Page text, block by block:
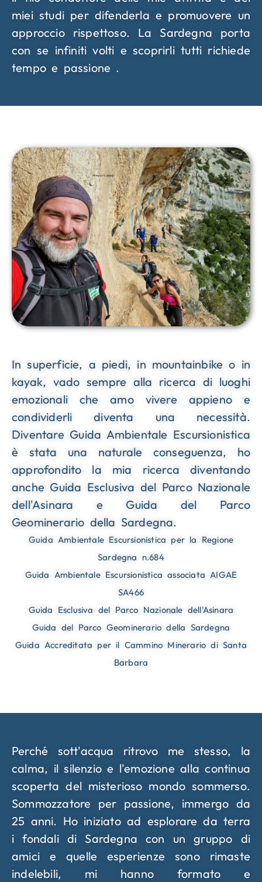
miei studi per difenderla e promuovere un
approccio rispettoso. La Sardegna porta
con se infiniti volti e scoprirli tutti richiede
tempo e passione .
In superficie, a piedi, in mountainbike o in
kayak, vado sempre alla ricerca di luoghi
emozionali che amo vivere appieno e
condividerli diventa una necessità.
Diventare Guida Ambientale Escursionistica
è stata una naturale conseguenza, ho
approfondito la mia ricerca diventando
anche Guida Esclusiva del Parco Nazionale
dell'Asinara e Guida del Parco
Geominerario della Sardegna.
Guida Ambientale Escursionistica per la Regione
Sardegna n.684
Guida Ambientale Escursionistica associata AIGAE
SA466
Guida Esclusiva del Parco Nazionale dell'Asinara
Guida del Parco Geominerario della Sardegna
Guida Accreditata per il Cammino Minerario di Santa
Barbara
Perché sott'acqua ritrovo me stesso, la
calma, il silenzio e l'emozione alla continua
scoperta del misterioso mondo sommerso.
Sommozzatore per passione, immergo da
25 anni. Ho iniziato ad esplorare da terra
i fondali di Sardegnacon un gruppo di
amici e quelle esperienze sono rimaste
indelebili, mi hanno formato e